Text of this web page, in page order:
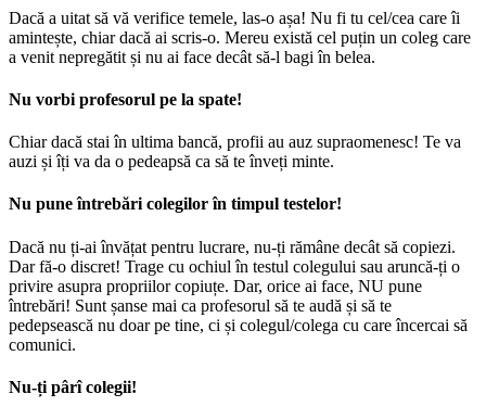
Dacă a uitat să vă verifice temele, las-o așa! Nu fi tu cel/cea care îi
amintește, chiar dacă ai scris-o. Mereu există cel puțin un coleg care
a venit nepregătit și nu ai face decât să-l bagi în belea.
Nu vorbi profesorul pe la spate!
Chiar dacă stai în ultima bancă, profii au auz supraomenesc! Te va
auzi și îți va da o pedeapsă ca să te înveți minte.
Nu pune întrebări colegilor în timpul testelor!
Dacă nu ți-ai învățat pentru lucrare, nu-ți rămâne decât să copiezi.
Dar fă-o discret! Trage cu ochiul în testul colegului sau aruncă-ți o
privire asupra propriilor copiuțe. Dar, orice ai face, NU pune
întrebări! Sunt șanse mai ca profesorul să te audă și să te
pedepsească nu doar pe tine, ci și colegul/colega cu care încercai să
comunici.
Nu-ți pârî colegii!